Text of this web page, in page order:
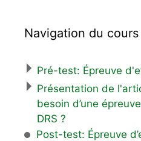
Navigation du cours
Pré-test: Épreuve
Présentation de
besoin d’une
DRS ?
Post-test: Épreuve